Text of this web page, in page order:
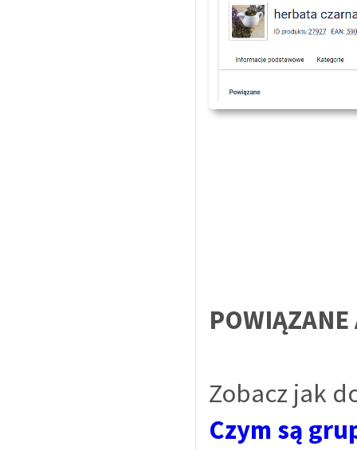
POWIĄZANE
Zobacz jak
Czym są